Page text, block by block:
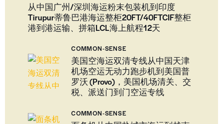
从中国广州/深圳海运粉末包装机到印度
Tirupur蒂鲁巴港海运整柜20FT/40FTCIF整柜
港到港运输、拼箱LCL海上航程12天
COMMON-SENSE
美国空海运双清专线从中国天津
机场空运无动力跑步机到美国普
罗沃 (Provo)，美国机场清关、交
税、派送门到门空运专线
COMMON-SENSE